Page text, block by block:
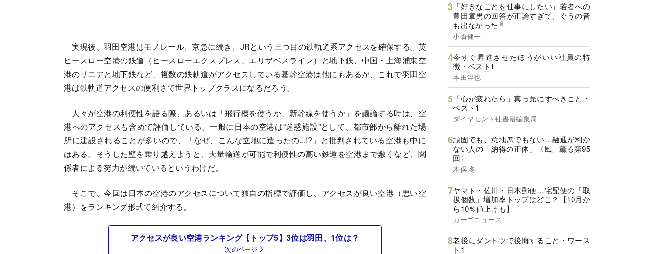
実現後、羽田空港はモノレール、京急に続き、JRという三つ目の鉄軌道系アクセスを確保する。英
ヒースロー空港の鉄道（ヒースローエクスプレス、エリザベスライン）と地下鉄、中国・上海浦東空
港のリニアと地下鉄など、複数の鉄軌道がアクセスしている基幹空港は他にもあるが、これで羽田空
港は鉄軌道アクセスの便利さで世界トップクラスになるだろう。
人々が空港の利便性を語る際、あるいは「飛行機を使うか、新幹線を使うか」を議論する時は、空
港へのアクセスも含めて評価している。一般に日本の空港は“迷惑施設”として、都市部から離れた場
所に建設されることが多いので、「なぜ、こんな立地に造ったの...!?」と批判されている空港も中に
はある。そうした壁を乗り越えようと、大量輸送が可能で利便性の高い鉄道を空港まで敷くなど、関
係者による努力が続いているというわけだ。
そこで、今回は日本の空港のアクセスについて独自の指標で評価し、アクセスが良い空港（悪い空
港）をランキング形式で紹介する。
アクセスが良い空港ランキング【トップ5】3位は羽田、1位は？
次のページ
「好きなことを仕事にしたい」若者への
豊田章男の回答が正論すぎて、ぐうの音
も出なかった
小倉健一
今すぐ昇進させたほうがいい社員の特
徴・ベスト1
本田淳也
「心が疲れたら」真っ先にすべきこと・
ベスト1
ダイヤモンド社書籍編集局
頑固でも、意地悪でもない…融通が利か
ない人の「納得の正体」〈風、薫る第95
回〉
木俣 冬
ヤマト・佐川・日本郵便…宅配便の「取
扱個数」増加率トップはどこ？【10月か
ら10％値上げも】
カーゴニュース
老後にダントツで後悔すること・ワース
ト1